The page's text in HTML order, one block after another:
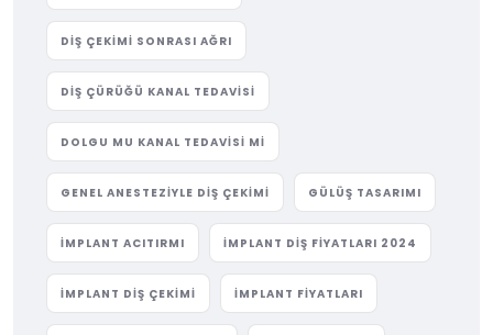
DIŞ ÇEKIMI SONRASI AĞRI
DIŞ ÇÜRÜĞÜ KANAL TEDAVISI
DOLGU MU KANAL TEDAVISI MI
GENEL ANESTEZIYLE DIŞ ÇEKIMI GÜLÜŞ TASARIMI
IMPLANT ACITIRMI IMPLANT DIŞ FIYATLARI 2024
IMPLANT DIŞ ÇEKIMI IMPLANT FIYATLARI